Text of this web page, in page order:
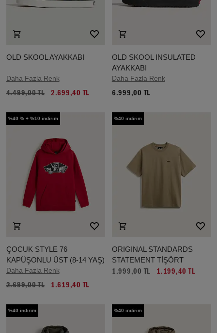
OLD SKOOL AYAKKABI
Daha Fazla Renk
4.499,00 TL 2.699,40 TL
OLD SKOOL INSULATED
AYAKKABI
Daha Fazla Renk
6.999,00 TL
%40 % + %10 indirim
ÇOCUK STYLE 76
KAPÜŞONLU ÜST (8-14 YAŞ)
Daha Fazla Renk
2.699,00 TL 1.619,40 TL
%40 indirim
ORIGINAL STANDARDS
STATEMENT TİŞÖRT
1.999,00 TL 1.199,40 TL
%40 indirim %40 indirim